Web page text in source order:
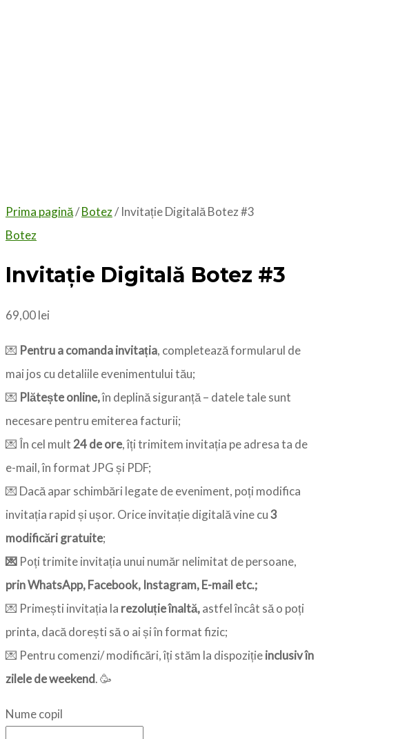
Prima pagină/Botez/ Invitație Digitală Botez #3
Botez
Invitație Digitală Botez #3
69,00lei
💌 Pentru a comanda invitația, completează formularul de
mai jos cu detaliile evenimentului tău;
💌 Plătește online,în deplină siguranță – datele tale sunt
necesare pentru emiterea facturii;
💌 În cel mult24 de ore, îți trimitem invitația pe adresa ta de
e-mail, în format JPG și PDF;
💌 Dacă apar schimbări legate de eveniment, poți modifica
invitația rapid și ușor. Orice invitație digitală vine cu3
modificări gratuite;
💌 Poți trimite invitația unui număr nelimitat de persoane,
prin WhatsApp, Facebook, Instagram, E-mail etc.;
💌 Primești invitația la rezoluție înaltă,astfel încât să o poți
printa, dacă dorești să o ai și în format fizic;
💌 Pentru comenzi/ modificări, îți stăm la dispozițieinclusiv în
zilele de weekend. 🥳
Nume copil